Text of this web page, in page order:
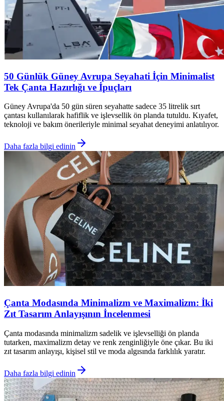
50 Günlük Güney Avrupa Seyahati İçin Minimalist
Tek Çanta Hazırlığı ve İpuçları
Güney Avrupa'da 50 gün süren seyahatte sadece 35 litrelik sırt
çantası kullanılarak hafiflik ve işlevsellik ön planda tutuldu. Kıyafet,
teknoloji ve bakım önerileriyle minimal seyahat deneyimi anlatılıyor.
Daha fazla bilgi edinin
Çanta Modasında Minimalizm ve Maximalizm: İki
Zıt Tasarım Anlayışının İncelenmesi
Çanta modasında minimalizm sadelik ve işlevselliği ön planda
tutarken, maximalizm detay ve renk zenginliğiyle öne çıkar. Bu iki
zıt tasarım anlayışı, kişisel stil ve moda algısında farklılık yaratır.
Daha fazla bilgi edinin